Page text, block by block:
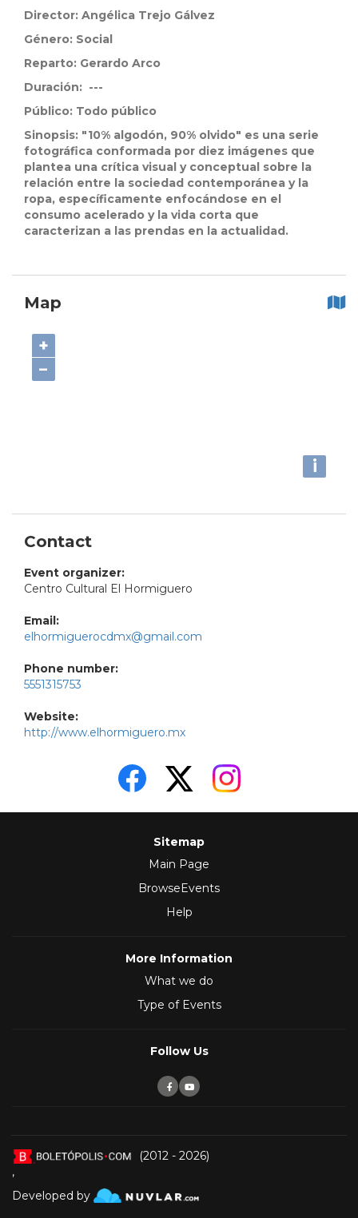
Director: Angélica Trejo Gálvez
Género: Social
Reparto: Gerardo Arco
Duración: ---
Público: Todo público
Sinopsis: "10% algodón, 90% olvido" es una serie
fotográfica conformada por diez imágenes que
plantea una crítica visual y conceptual sobre la
relación entre la sociedad contemporánea y la
ropa, específicamente enfocándose en el
consumo acelerado y la vida corta que
caracterizan a las prendas en la actualidad.
Map
+
−
i
Contact
Event organizer:
Centro Cultural El Hormiguero
Email:
elhormiguerocdmx@gmail.com
Phone number:
5551315753
Website:
http://www.elhormiguero.mx
Sitemap
Main Page
BrowseEvents
Help
More Information
What we do
Type of Events
Follow Us
(2012 - 2026)
,
Developed by